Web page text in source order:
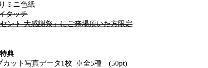
ミニ色紙
タッチ
ント 大感謝祭」にご来場頂いた方限定
特典
カット写真データ1枚 ※全5種 (50pt)